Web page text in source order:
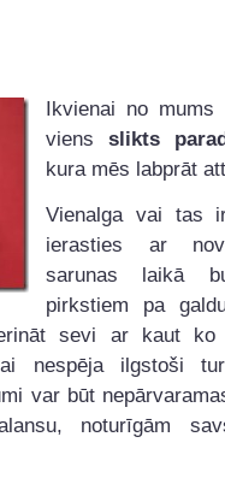
Ikvienai no
viens slikts
kura mēs labprāt
Vienalga vai tas
ierasties ar
sarunas laikā
pirkstiem pa
sevi ar kaut ko
nespēja ilgstoši
var būt
noturīgām